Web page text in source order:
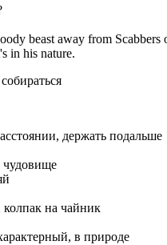
beast away from Scabbers
in his nature.
держать подальше
чудовище
колпак на чайник
в природе